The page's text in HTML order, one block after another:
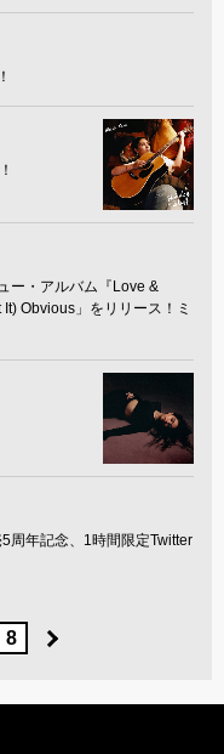
ー・アルバム『Love &
Obvious」をリリース！ミ
周年記念、1時間限定Twitter
8